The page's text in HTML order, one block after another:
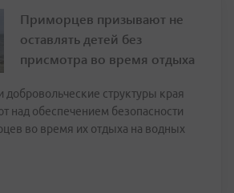
Приморцев призывают не
оставлять детей без
присмотра во время отдыха
добровольческие структуры края
над обеспечением безопасности
во время их отдыха на водных